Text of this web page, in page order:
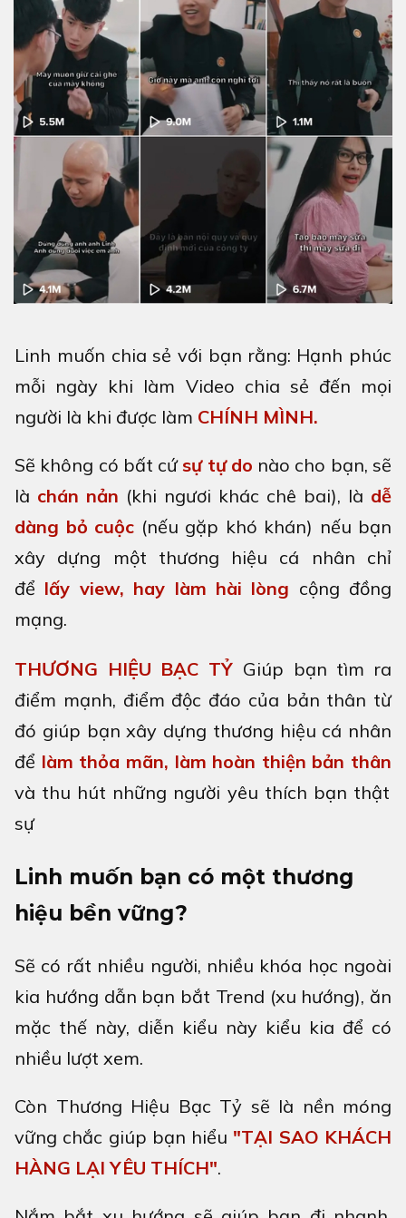
Linh muốn chia sẻ với bạn rằng: Hạnh phúc
mỗi ngày khi làm Video chia sẻ đến mọi
người là khi được làm CHÍNH MÌNH.
Sẽ không có bất cứsự tự do nào cho bạn, sẽ
là chán nản (khi ngươi khác chê bai), là dễ
dàng bỏ cuộc (nếu gặp khó khán) nếu bạn
xây dựng một thương hiệu cá nhân chỉ
để lấy view, hay làm hài lòng cộng đồng
mạng.
THƯƠNG HIỆU BẠC TỶ Giúp bạn tìm ra
điểm mạnh, điểm độc đáo của bản thân từ
đó giúp bạn xây dựng thương hiệu cá nhân
để làm thỏa mãn, làm hoàn thiện bản thân
và thu hút những người yêu thích bạn thật
sự
Linh muốn bạn có một thương
hiệu bền vững?
Sẽ có rất nhiều người, nhiều khóa học ngoài
kia hướng dẫn bạn bắt Trend (xu hướng), ăn
mặc thế này, diễn kiểu này kiểu kia để có
nhiều lượt xem.
Còn Thương Hiệu Bạc Tỷ sẽ là nền móng
vững chắc giúp bạn hiểu "TẠI SAO KHÁCH
HÀNG LẠI YÊU THÍCH".